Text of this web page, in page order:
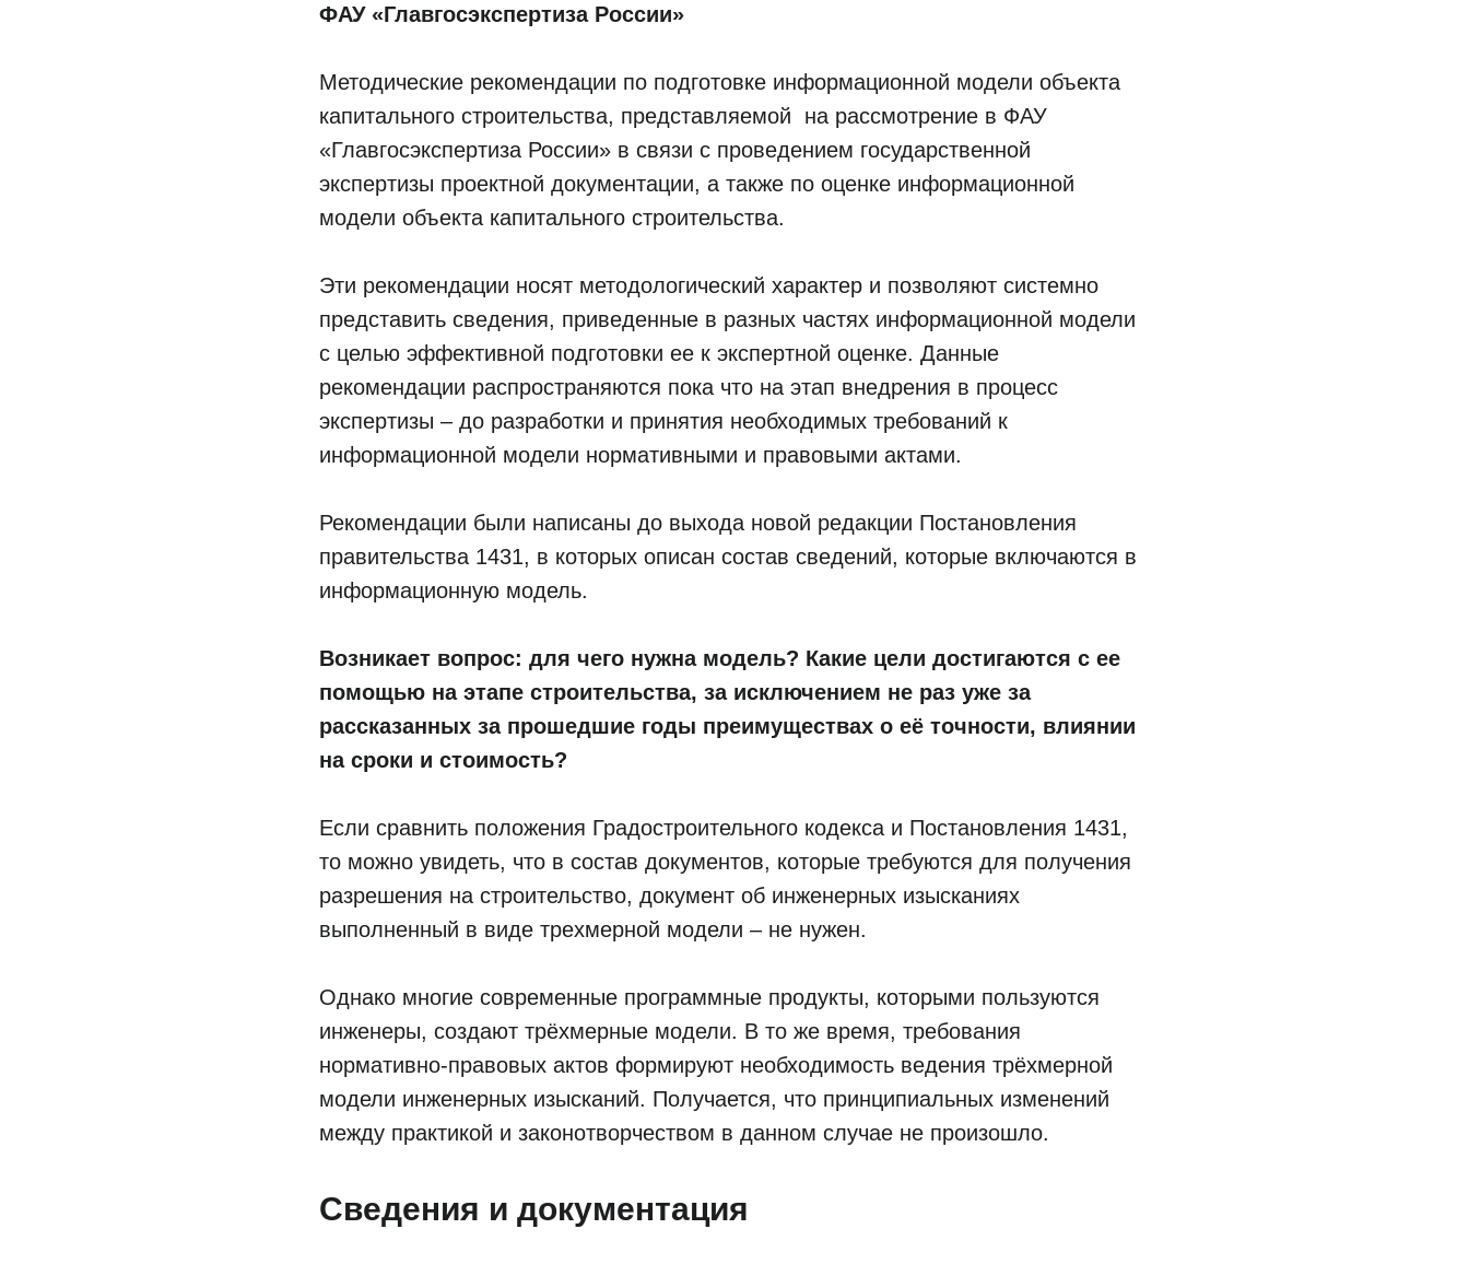
ФАУ «Главгосэкспертиза России»
Методические рекомендации по подготовке информационной модели объекта
капитального строительства, представляемой на рассмотрение в ФАУ
«Главгосэкспертиза России» в связи с проведением государственной
экспертизы проектной документации, а также по оценке информационной
модели объекта капитального строительства.
Эти рекомендации носят методологический характер и позволяют системно
представить сведения, приведенные в разных частях информационной модели
с целью эффективной подготовки ее к экспертной оценке. Данные
рекомендации распространяются пока что на этап внедрения в процесс
экспертизы – до разработки и принятия необходимых требований к
информационной модели нормативными и правовыми актами.
Рекомендации были написаны до выхода новой редакции Постановления
правительства 1431, в которых описан состав сведений, которые включаются в
информационную модель.
Возникает вопрос: для чего нужна модель? Какие цели достигаются с ее
помощью на этапе строительства, за исключением не раз уже за
рассказанных за прошедшие годы преимуществах о её точности, влиянии
на сроки и стоимость?
Если сравнить положения Градостроительного кодекса и Постановления 1431,
то можно увидеть, что в состав документов, которые требуются для получения
разрешения на строительство, документ об инженерных изысканиях
выполненный в виде трехмерной модели – не нужен.
Однако многие современные программные продукты, которыми пользуются
инженеры, создают трёхмерные модели. В то же время, требования
нормативно-правовых актов формируют необходимость ведения трёхмерной
модели инженерных изысканий. Получается, что принципиальных изменений
между практикой и законотворчеством в данном случае не произошло.
Сведения и документация